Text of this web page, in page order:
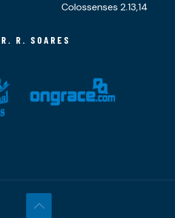
Colossenses 2.13,14
R. SOARES